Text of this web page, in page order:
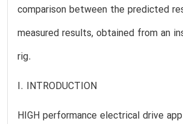
comparison between the predicted
measured results, obtained from an
rig.
I. INTRODUCTION
HIGH performance electrical drive